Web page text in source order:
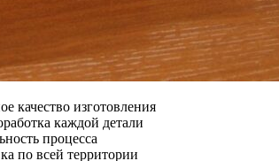
качество изготовления
каждой детали
процесса
по всей территории